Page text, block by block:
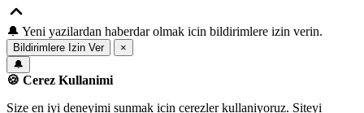
🔔 Yeni yazilardan haberdar olmak icin bildirimlere izin verin.
Bildirimlere Izin Ver
×
🔔
🍪 Cerez Kullanimi
Size en iyi deneyimi sunmak icin cerezler kullaniyoruz. Siteyi